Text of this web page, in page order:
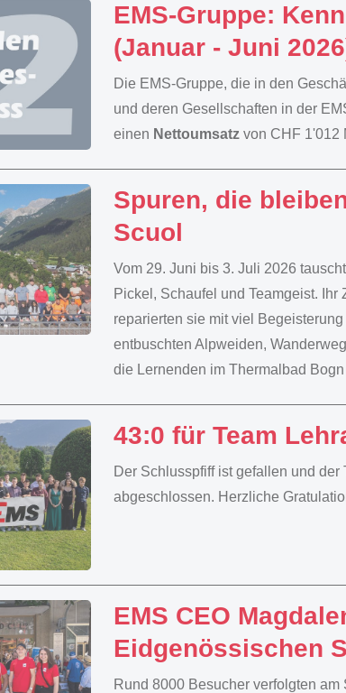
EMS-Gruppe:
(Januar - Juni
Die EMS-Gruppe, die in den
und deren Gesellschaften in der
einen Nettoumsatz von CHF 1'012
Spuren, die
Scuol
Vom 29. Juni bis 3. Juli 2026
Pickel, Schaufel und Teamgeist.
reparierten sie mit viel
entbuschten Alpweiden,
die Lernenden im Thermalbad
43:0 für Team
Der Schlusspfiff ist gefallen und
abgeschlossen. Herzliche
EMS CEO
Eidgenössischen
Rund 8000 Besucher verfolgten